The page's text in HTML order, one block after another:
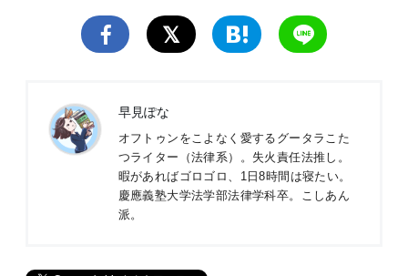
早見ぽな
オフトゥンをこよなく愛するグータラこた
つライター（法律系）。失火責任法推し。
暇があればゴロゴロ、1日8時間は寝たい。
慶應義塾大学法学部法律学科卒。こしあん
派。